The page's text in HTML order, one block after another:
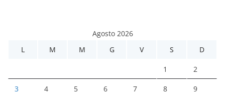
Agosto 2026
L
M M G V S D
1 2
3 4 5 6 7 8 9